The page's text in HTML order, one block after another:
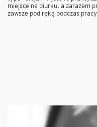
miejsce na biurku, a zarazem
zawsze pod ręką podczas